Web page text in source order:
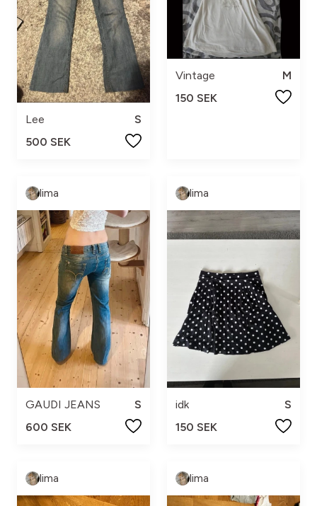
Lee
S
500 SEK
Vintage
M
150 SEK
lima
GAUDI JEANS
S
600 SEK
lima
idk
S
150 SEK
lima lima